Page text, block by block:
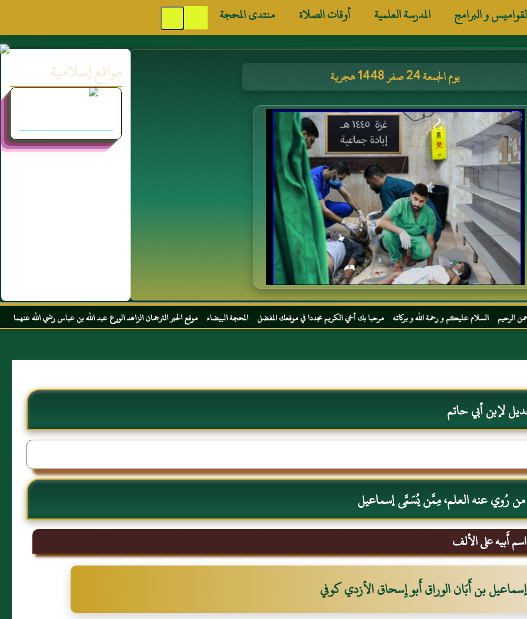
و البرامج المدرسة العلمية أوقات الصلاة منتدى المحجة
يوم الجمعة 24 صفر 1448 هجرية مواقع إسلامية
عليكم و رحمة الله و بركاته مرحبا بك أخي الكريم مجددا في موقعك المفضل المحجة البيضاء موقع الحبر الترجمان الزاهد الورع عبد الله بن عباس رضي الله عنهما
لإبن أبي حاتم
رُوي عنه العلم، مِمَّن يُسَمَّى إسماعيل
أَبيه على الألف
إسماعيل بن أَبَان الوراق أَبو إِسحاق الأزدي كوفي